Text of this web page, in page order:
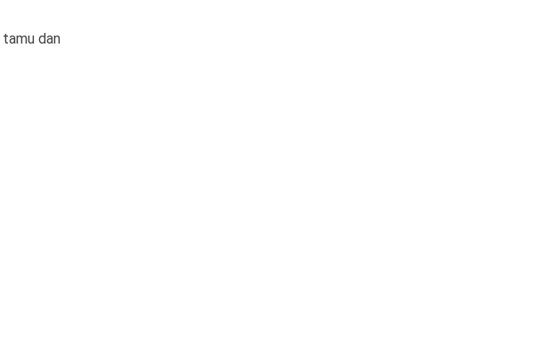
dan